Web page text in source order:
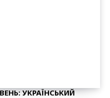
УКРАЇНСЬКИЙ